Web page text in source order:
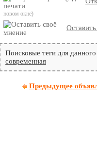
новом окне)
Поисковые теги для
современная
Предыдущее